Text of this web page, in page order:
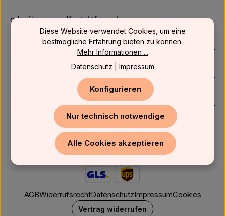
oder über unserKontaktformular.
Firmenkunden
Kundenservice
Newsletter
AGBWiderrufsrechtDatenschutzImpressumCookies
Vertrag widerrufen
Diese Website verwendet Cookies, um eine
bestmögliche Erfahrung bieten zu können.
Mehr Informationen ...
Datenschutz
Impressum
Nur technisch notwendige
Konfigurieren
Alle Cookies akzeptieren